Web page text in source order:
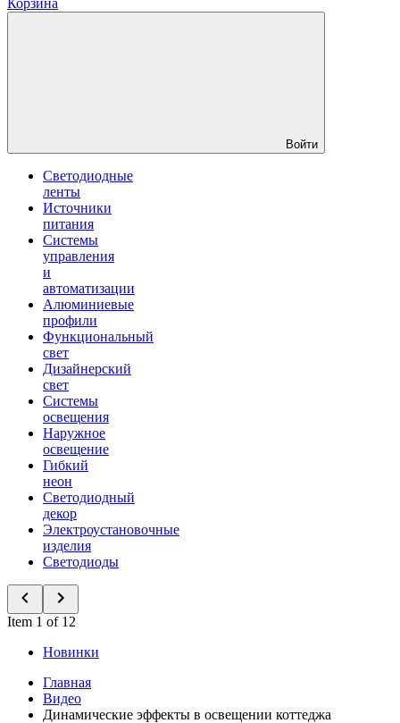
Корзина
Войти
Светодиодные
ленты
Источники
питания
Системы
управления
и
автоматизации
Алюминиевые
профили
Функциональный
свет
Дизайнерский
свет
Системы
освещения
Наружное
освещение
Гибкий
неон
Светодиодный
декор
Электроустановочные
изделия
Светодиоды
Item 1 of 12
Новинки
Главная
Видео
Динамические эффекты в освещении коттеджа